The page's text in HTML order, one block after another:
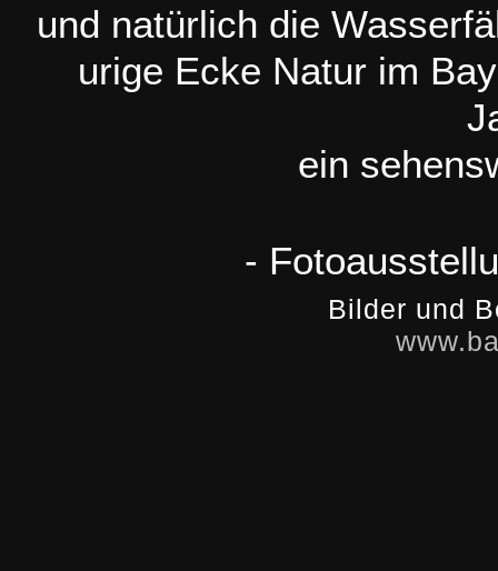
und natürlich die
urige Ecke Natur im
ein
-
Bilder und